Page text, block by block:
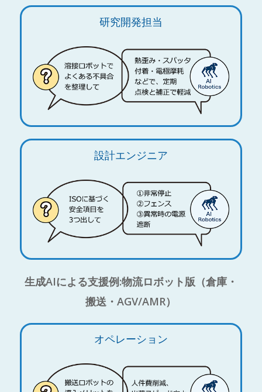
研究開発担当
設計エンジニア
生成AIによる支援例:物流ロボット版（倉庫・
搬送・AGV/AMR）
オペレーション